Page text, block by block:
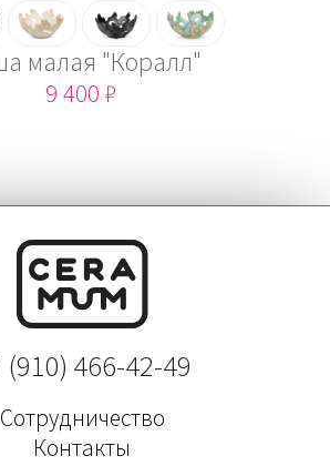
малая "Коралл"
9 400 ₽
(910) 466-42-49
Сотрудничество
Контакты